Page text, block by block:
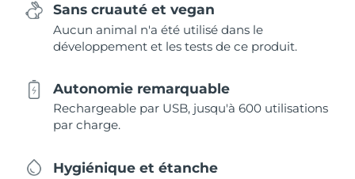
Sans cruauté et vegan
Aucun animal n'a été utilisé dans le
développement et les tests de ce produit.
Autonomie remarquable
Rechargeable par USB, jusqu'à 600 utilisations
par charge.
Hygiénique et étanche